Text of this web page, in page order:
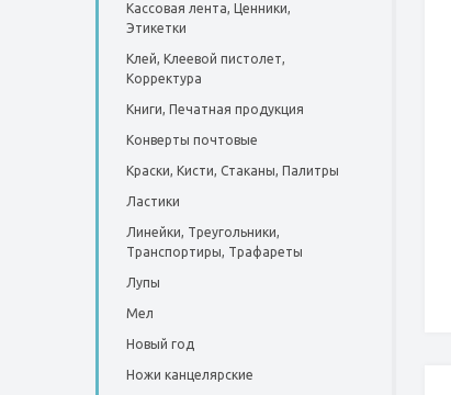
Кассовая лента, Ценники,
Этикетки
Клей, Клеевой пистолет,
Корректура
Книги, Печатная продукция
Конверты почтовые
Краски, Кисти, Стаканы, Палитры
Ластики
Линейки, Треугольники,
Транспортиры, Трафареты
Лупы
Мел
Новый год
Ножи канцелярские